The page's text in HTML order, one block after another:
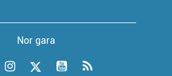
Nor gara